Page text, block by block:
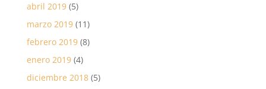
abril 2019(5)
marzo 2019(11)
febrero 2019(8)
enero 2019(4)
diciembre 2018(5)